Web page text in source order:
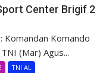
Center Brigif 2
Komandan Komando
(Mar) Agus...
TNI AL